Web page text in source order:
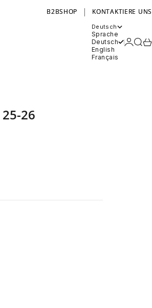
B2BSHOP | KONTAKTIERE UNS
Deutsch
Sprache
Deutsch
English
Français
26